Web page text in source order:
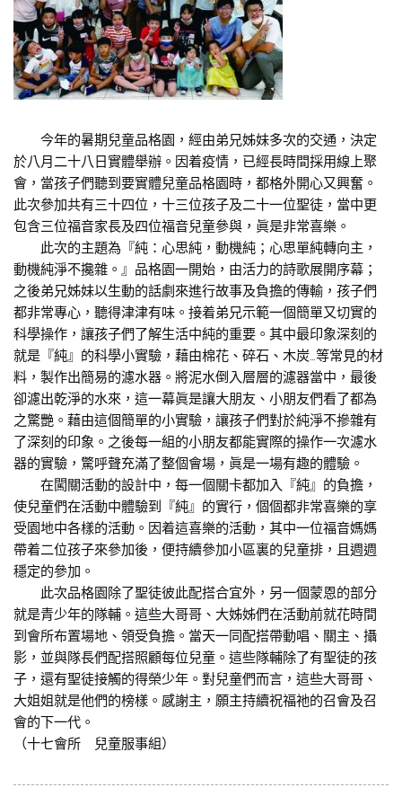
今年的暑期兒童品格園，經由弟兄姊妹多次的交通，決定
於八月二十八日實體舉辦。因着疫情，已經長時間採用線上聚
會，當孩子們聽到要實體兒童品格園時，都格外開心又興奮。
此次參加共有三十四位，十三位孩子及二十一位聖徒，當中更
包含三位福音家長及四位福音兒童參與，眞是非常喜樂。
此次的主題為『純：心思純，動機純；心思單純轉向主，
動機純淨不攙雜。』品格園一開始，由活力的詩歌展開序幕；
之後弟兄姊妹以生動的話劇來進行故事及負擔的傳輸，孩子們
都非常專心，聽得津津有味。接着弟兄示範一個簡單又切實的
科學操作，讓孩子們了解生活中純的重要。其中最印象深刻的
就是『純』的科學小實驗，藉由棉花、碎石、木炭…等常見的材
料，製作出簡易的濾水器。將泥水倒入層層的濾器當中，最後
卻濾出乾淨的水來，這一幕眞是讓大朋友、小朋友們看了都為
之驚艷。藉由這個簡單的小實驗，讓孩子們對於純淨不摻雜有
了深刻的印象。之後每一組的小朋友都能實際的操作一次濾水
器的實驗，驚呼聲充滿了整個會場，眞是一場有趣的體驗。
在闖關活動的設計中，每一個關卡都加入『純』的負擔，
使兒童們在活動中體驗到『純』的實行，個個都非常喜樂的享
受園地中各樣的活動。因着這喜樂的活動，其中一位福音媽媽
帶着二位孩子來參加後，便持續參加小區裏的兒童排，且週週
穩定的參加。
此次品格園除了聖徒彼此配搭合宜外，另一個蒙恩的部分
就是青少年的隊輔。這些大哥哥、大姊姊們在活動前就花時間
到會所布置場地、領受負擔。當天一同配搭帶動唱、關主、攝
影，並與隊長們配搭照顧每位兒童。這些隊輔除了有聖徒的孩
子，還有聖徒接觸的得榮少年。對兒童們而言，這些大哥哥、
大姐姐就是他們的榜樣。感謝主，願主持續祝福祂的召會及召
會的下一代。
（十七會所 兒童服事組）